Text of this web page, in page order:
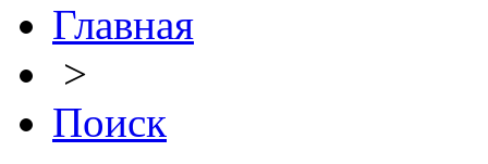
Главная
>
Поиск